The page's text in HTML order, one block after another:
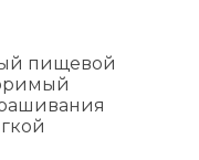
пищевой